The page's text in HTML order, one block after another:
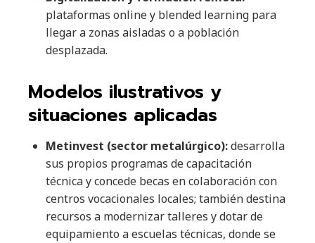
plataformas online y blended learning para
llegar a zonas aisladas o a población
desplazada.
Modelos ilustrativos y
situaciones aplicadas
Metinvest (sector metalúrgico):desarrolla
sus propios programas de capacitación
técnica y concede becas en colaboración con
centros vocacionales locales; también destina
recursos a modernizar talleres y dotar de
equipamiento a escuelas técnicas, donde se